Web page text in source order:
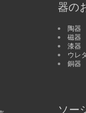
器の
陶器
磁器
漆器
ウレ
銅器
ソー